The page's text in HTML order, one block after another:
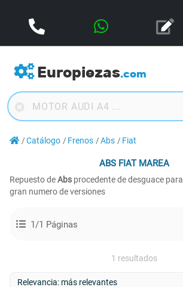
Europiezas.com
Catálogo Frenos Abs Fiat
ABSFIAT MAREA
Repuesto deAbs procedente de desguace para
gran numero de versiones
1/1 Páginas
1 resultados